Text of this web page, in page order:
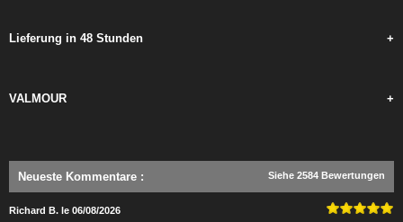
Lieferung in 48 Stunden +
VALMOUR +
Neueste Kommentare : Siehe 2584 Bewertungen
Richard B. le 06/08/2026